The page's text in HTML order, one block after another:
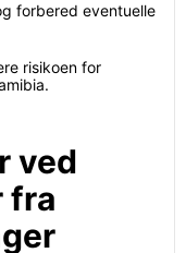
forbered eventuelle
risikoen for
ved
fra